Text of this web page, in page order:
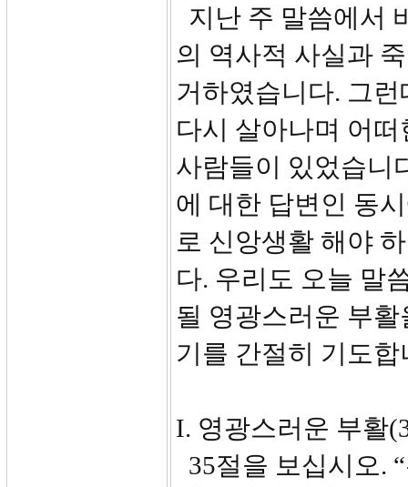
지난 주 말씀에서
의 역사적 사실과
거하였습니다. 그
다시 살아나며 어
사람들이 있었습니
에 대한 답변인 동
로 신앙생활 해야
다. 우리도 오늘 말
될 영광스러운 부
기를 간절히 기도합
I. 영광스러운 부활
35절을 보십시오.